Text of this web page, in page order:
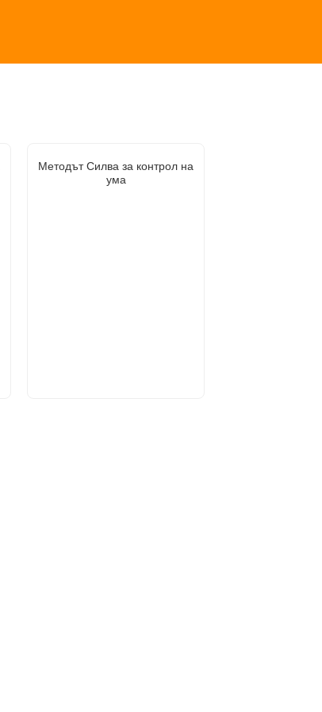
Методът Силва за контрол на
ума